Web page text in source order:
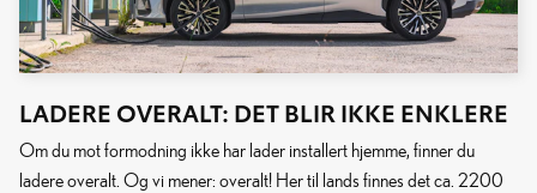
LADERE OVERALT: DET BLIR IKKE ENKLERE
Om du mot formodning ikke har lader installert hjemme, finner du
ladere overalt. Og vi mener: overalt! Her til lands finnes det ca. 2200